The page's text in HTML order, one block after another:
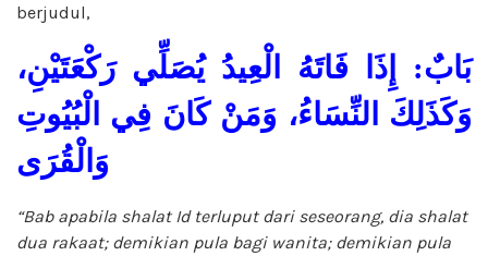
berjudul,
بَابٌ: إِذَا فَاتَهُ الْعِيدُ يُصَلِّي رَكْعَتَيْنِ،
وَكَذَلِكَ النِّسَاءُ، وَمَنْ كَانَ فِي الْبُيُوتِ
وَالْقُرَى
“Bab apabila shalat Id terluput dari seseorang, dia shalat
dua rakaat; demikian pula bagi wanita; demikian pula